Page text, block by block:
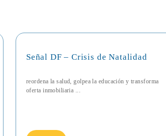
Señal DF – Crisis de Natalidad
reordena la salud, golpea la educación y transforma
oferta inmobiliaria ...